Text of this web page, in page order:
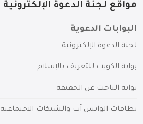
مواقع لجنة الدعوة الإلكترونية
البوابات الدعوية
لجنة الدعوة الإلكترونية
بوابة الكويت للتعريف بالإسلام
بوابة الباحث عن الحقيقة
بطاقات الواتس آب والشبكات الاجتماعية